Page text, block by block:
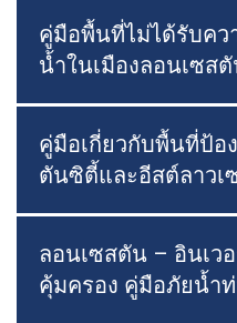
คู่มือพื้นที่ไม่ได้รับคว
น้ำในเมืองลอนเซส
คู่มือเกี่ยวกับพื้นที่ป้อ
ตันซิตี้และอีสต์ลาวเ
ลอนเซสตัน – อินเว
คุ้มครอง คู่มือภัยน้ำ